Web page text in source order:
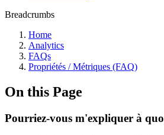
Breadcrumbs
Home
Analytics
FAQs
Propriétés / Métriques (FAQ)
On this Page
Pourriez-vous m'expliquer à